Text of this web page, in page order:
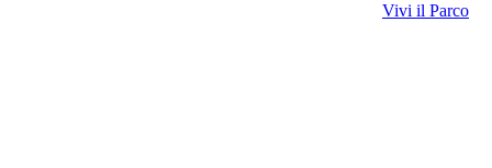
Vivi il Parco